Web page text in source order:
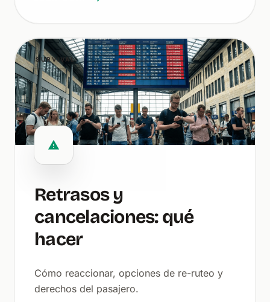
SURVIVAL
Retrasos y
cancelaciones: qué
hacer
Cómo reaccionar, opciones de re-ruteo y
derechos del pasajero.